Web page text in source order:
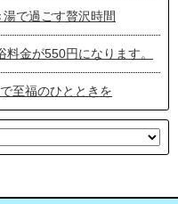
で過ごす贅沢時間
金が550円になります。
至福のひとときを